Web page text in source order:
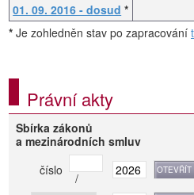
01. 09. 2016 - dosud *
* Je zohledněn stav po zapracování
Právní akty
Sbírka zákonů
a mezinárodních smluv
číslo
/